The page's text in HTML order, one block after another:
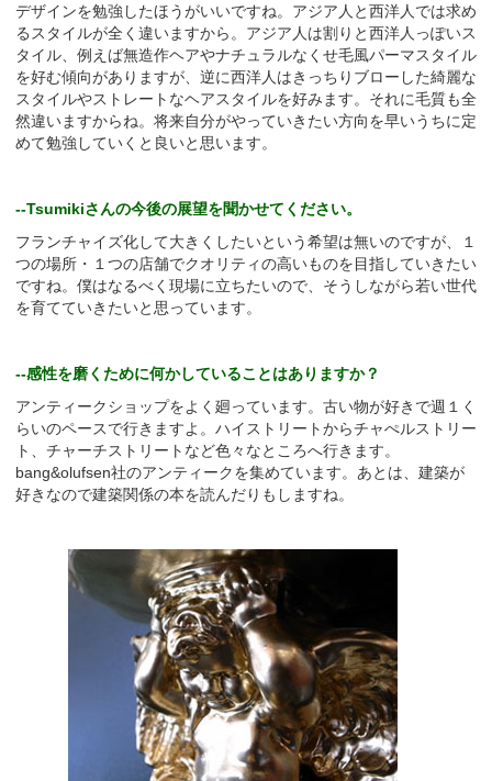
デザインを勉強したほうがいいですね。アジア人と西洋人では求め
るスタイルが全く違いますから。アジア人は割りと西洋人っぽいス
タイル、例えば無造作ヘアやナチュラルなくせ毛風パーマスタイル
を好む傾向がありますが、逆に西洋人はきっちりブローした綺麗な
スタイルやストレートなヘアスタイルを好みます。それに毛質も全
然違いますからね。将来自分がやっていきたい方向を早いうちに定
めて勉強していくと良いと思います。
--Tsumikiさんの今後の展望を聞かせてください。
フランチャイズ化して大きくしたいという希望は無いのですが、１
つの場所・１つの店舗でクオリティの高いものを目指していきたい
ですね。僕はなるべく現場に立ちたいので、そうしながら若い世代
を育てていきたいと思っています。
--感性を磨くために何かしていることはありますか？
アンティークショップをよく廻っています。古い物が好きで週１く
らいのペースで行きますよ。ハイストリートからチャぺルストリー
ト、チャーチストリートなど色々なところへ行きます。
bang&olufsen社のアンティークを集めています。あとは、建築が
好きなので建築関係の本を読んだりもしますね。